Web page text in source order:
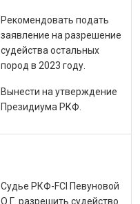
Рекомендовать подать
заявление на разрешение
судейства остальных
пород в 2023 году.
Вынести на утверждение
Президиума РКФ.
Судье РКФ-FCI Певуновой
О.Г. разрешить судейство